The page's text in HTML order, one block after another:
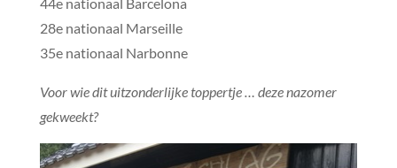
28e nationaal Marseille
35e nationaal Narbonne
Voor wie dit uitzonderlijke toppertje … deze nazomer
gekweekt?